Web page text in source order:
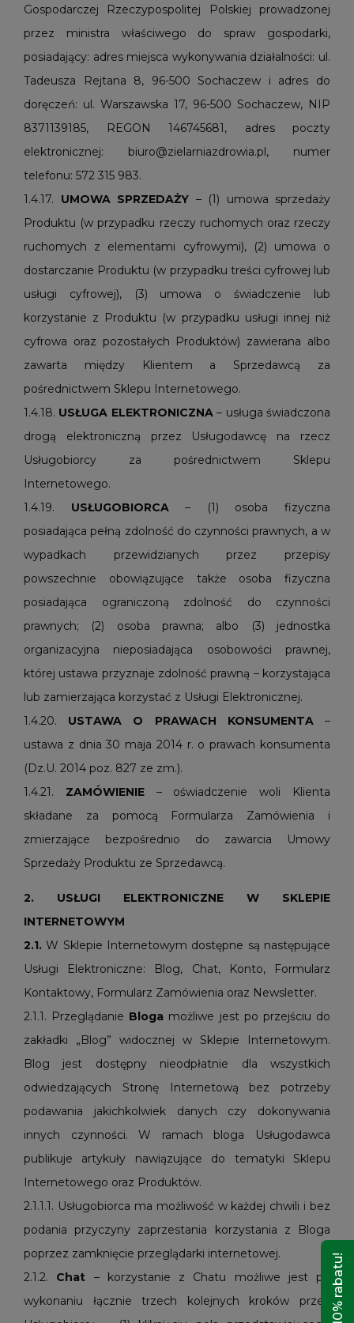
Gospodarczej Rzeczypospolitej Polskiej prowadzonej
przez ministra właściwego do spraw gospodarki,
posiadający: adres miejsca wykonywania działalności: ul.
Tadeusza Rejtana 8, 96-500 Sochaczew i adres do
doręczeń: ul. Warszawska 17, 96-500 Sochaczew, NIP
8371139185, REGON 146745681, adres poczty
elektronicznej: biuro@zielarniazdrowia.pl, numer
telefonu: 572 315 983.
1.4.17. UMOWA SPRZEDAŻY – (1) umowa sprzedaży
Produktu (w przypadku rzeczy ruchomych oraz rzeczy
ruchomych z elementami cyfrowymi), (2) umowa o
dostarczanie Produktu (w przypadku treści cyfrowej lub
usługi cyfrowej), (3) umowa o świadczenie lub
korzystanie z Produktu (w przypadku usługi innej niż
cyfrowa oraz pozostałych Produktów) zawierana albo
zawarta między Klientem a Sprzedawcą za
pośrednictwem Sklepu Internetowego.
1.4.18. USŁUGA ELEKTRONICZNA– usługa świadczona
drogą elektroniczną przez Usługodawcę na rzecz
Usługobiorcy za pośrednictwem Sklepu
Internetowego.
1.4.19. USŁUGOBIORCA– (1) osoba fizyczna
posiadająca pełną zdolność do czynności prawnych, a w
wypadkach przewidzianych przez przepisy
powszechnie obowiązujące także osoba fizyczna
posiadająca ograniczoną zdolność do czynności
prawnych; (2) osoba prawna; albo (3) jednostka
organizacyjna nieposiadająca osobowości prawnej,
której ustawa przyznaje zdolność prawną – korzystająca
lub zamierzająca korzystać z Usługi Elektronicznej.
1.4.20. USTAWA O PRAWACH KONSUMENTA–
ustawa z dnia 30 maja 2014 r. o prawach konsumenta
(Dz.U. 2014 poz. 827 ze zm.).
1.4.21. ZAMÓWIENIE– oświadczenie woli Klienta
składane za pomocą Formularza Zamówienia i
zmierzające bezpośrednio do zawarcia Umowy
Sprzedaży Produktu ze Sprzedawcą.
2. USŁUGI ELEKTRONICZNE W SKLEPIE
INTERNETOWYM
2.1. W Sklepie Internetowym dostępne są następujące
Usługi Elektroniczne: Blog, Chat, Konto, Formularz
Kontaktowy, Formularz Zamówienia oraz Newsletter.
2.1.1. Przeglądanie Bloga możliwe jest po przejściu do
zakładki „Blog” widocznej w Sklepie Internetowym.
Blog jest dostępny nieodpłatnie dla wszystkich
odwiedzających Stronę Internetową bez potrzeby
podawania jakichkolwiek danych czy dokonywania
innych czynności. W ramach bloga Usługodawca
publikuje artykuły nawiązujące do tematyki Sklepu
Internetowego oraz Produktów.
2.1.1.1. Usługobiorca ma możliwość w każdej chwili i bez
podania przyczyny zaprzestania korzystania z Bloga
poprzez zamknięcie przeglądarki internetowej.
2.1.2. Chat – korzystanie z Chatu możliwe jest po
wykonaniu łącznie trzech kolejnych kroków przez